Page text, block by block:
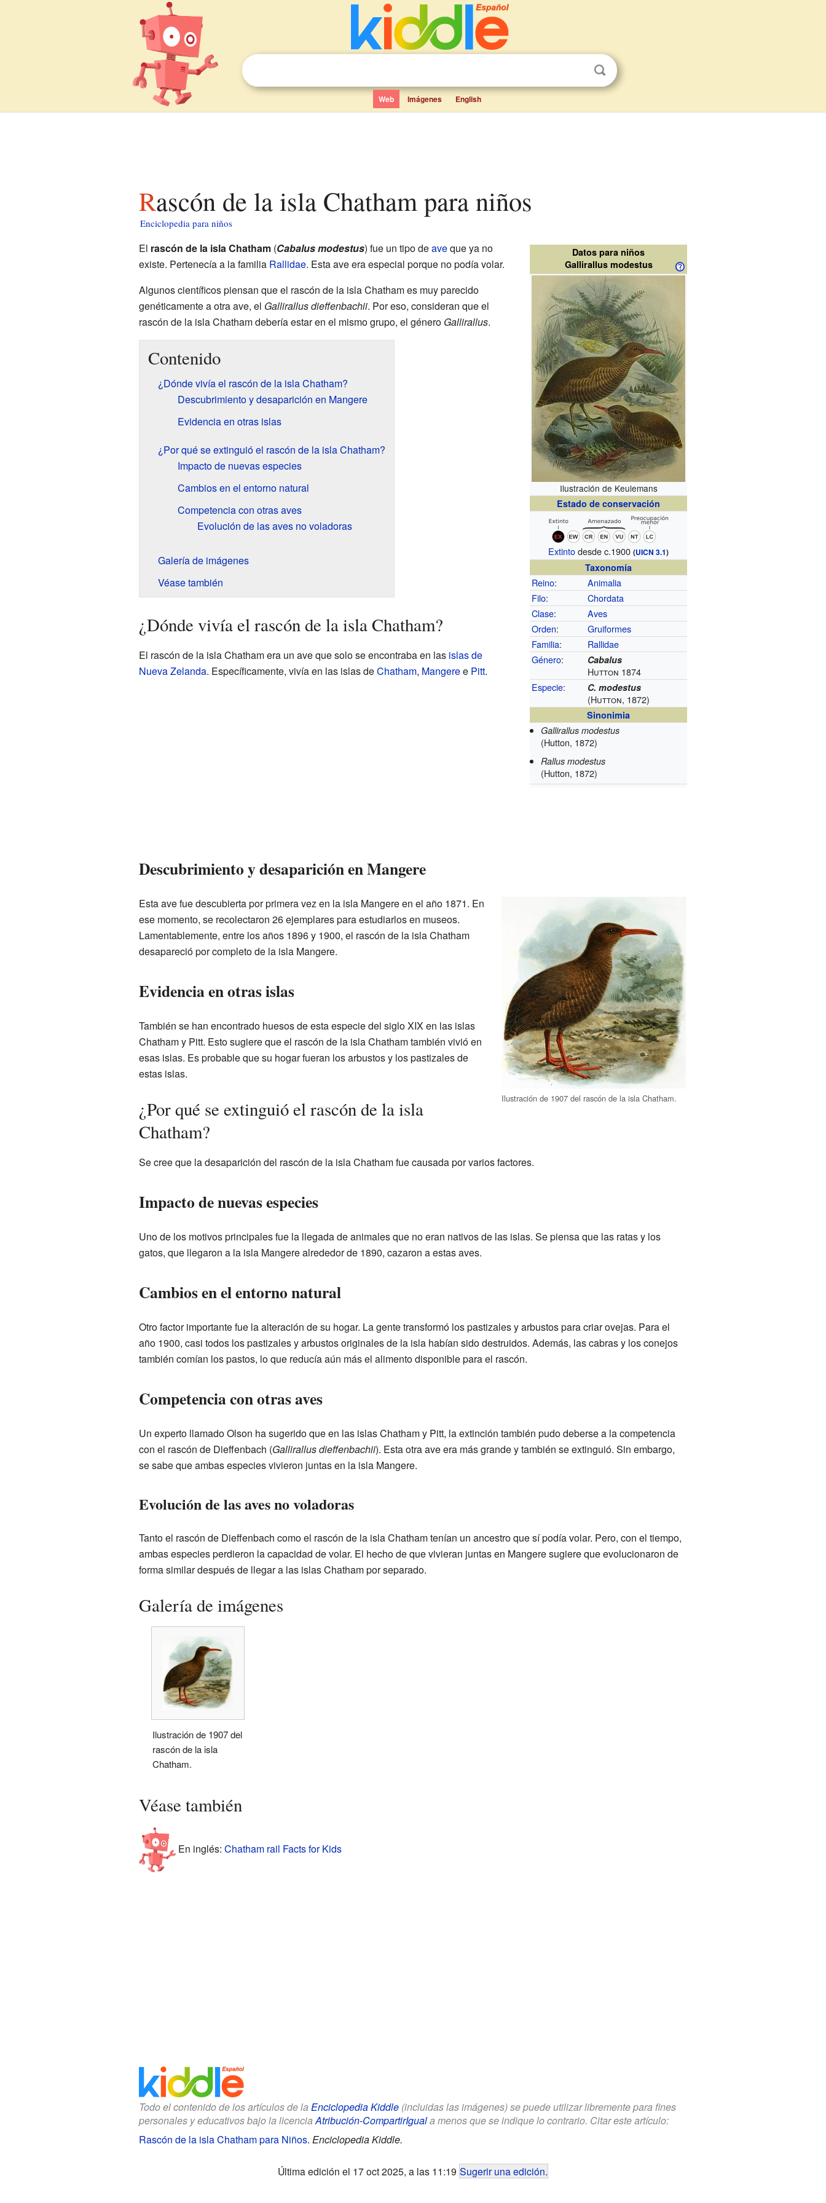
Web Imágenes English
Rascón de la isla Chatham para niños
Enciclopedia para niños
Datos para niños
Gallirallus modestus
Ilustración de Keulemans
Estado de conservación
Extintodesde c.1900(UICN 3.1)
Taxonomía
Reino:
Animalia
Filo:
Chordata
Clase:
Aves
Orden:
Gruiformes
Familia:
Rallidae
Género: Cabalus
Hutton 1874
Especie: C. modestus
(Hutton, 1872)
Sinonimia
Gallirallus modestus
(Hutton, 1872)
Rallus modestus
(Hutton, 1872)
El rascón de la isla Chatham(Cabalus modestus) fue un tipo deaveque ya no
existe. Pertenecía a la familia Rallidae. Esta ave era especial porque no podía volar.
Algunos científicos piensan que el rascón de la isla Chatham es muy parecido
genéticamente a otra ave, el Gallirallus dieffenbachii. Por eso, consideran que el
rascón de la isla Chatham debería estar en el mismo grupo, el género Gallirallus.
Contenido
¿Dónde vivía el rascón de la isla Chatham?
Descubrimiento y desaparición en Mangere
Evidencia en otras islas
¿Por qué se extinguió el rascón de la isla Chatham?
Impacto de nuevas especies
Cambios en el entorno natural
Competencia con otras aves
Evolución de las aves no voladoras
Galería de imágenes
Véase también
¿Dónde vivía el rascón de la isla Chatham?
El rascón de la isla Chatham era un ave que solo se encontraba en las islas de
Nueva Zelanda. Específicamente, vivía en las islas deChatham, Mangeree Pitt.
Descubrimiento y desaparición en Mangere
Ilustración de 1907 del rascón de la isla Chatham.
Esta ave fue descubierta por primera vez en la isla Mangere en el año 1871. En
ese momento, se recolectaron 26 ejemplares para estudiarlos en museos.
Lamentablemente, entre los años 1896 y 1900, el rascón de la isla Chatham
desapareció por completo de la isla Mangere.
Evidencia en otras islas
También se han encontrado huesos de esta especie del siglo XIX en las islas
Chatham y Pitt. Esto sugiere que el rascón de la isla Chatham también vivió en
esas islas. Es probable que su hogar fueran los arbustos y los pastizales de
estas islas.
¿Por qué se extinguió el rascón de la isla
Chatham?
Se cree que la desaparición del rascón de la isla Chatham fue causada por varios factores.
Impacto de nuevas especies
Uno de los motivos principales fue la llegada de animales que no eran nativos de las islas. Se piensa que las ratas y los
gatos, que llegaron a la isla Mangere alrededor de 1890, cazaron a estas aves.
Cambios en el entorno natural
Otro factor importante fue la alteración de su hogar. La gente transformó los pastizales y arbustos para criar ovejas. Para el
año 1900, casi todos los pastizales y arbustos originales de la isla habían sido destruidos. Además, las cabras y los conejos
también comían los pastos, lo que reducía aún más el alimento disponible para el rascón.
Competencia con otras aves
Un experto llamado Olson ha sugerido que en las islas Chatham y Pitt, la extinción también pudo deberse a la competencia
con el rascón de Dieffenbach (Gallirallus dieffenbachii). Esta otra ave era más grande y también se extinguió. Sin embargo,
se sabe que ambas especies vivieron juntas en la isla Mangere.
Evolución de las aves no voladoras
Tanto el rascón de Dieffenbach como el rascón de la isla Chatham tenían un ancestro que sí podía volar. Pero, con el tiempo,
ambas especies perdieron la capacidad de volar. El hecho de que vivieran juntas en Mangere sugiere que evolucionaron de
forma similar después de llegar a las islas Chatham por separado.
Galería de imágenes
Ilustración de 1907 del
rascón de la isla
Chatham.
Véase también
En inglés: Chatham rail Facts for Kids
Todo el contenido de los artículos de la Enciclopedia Kiddle(incluidas las imágenes) se puede utilizar libremente para fines
personales y educativos bajo la licencia Atribución-CompartirIguala menos que se indique lo contrario. Citar este artículo:
Rascón de la isla Chatham para Niños. Enciclopedia Kiddle.
Última edición el 17 oct 2025, a las 11:19 Sugerir una edición.